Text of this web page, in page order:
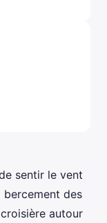
sentir le vent
des
autour